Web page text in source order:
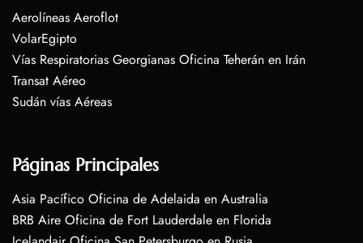
Aerolíneas Aeroflot
VolarEgipto
Vías Respiratorias Georgianas Oficina Teherán en Irán
Transat Aéreo
Sudán vías Aéreas
Páginas Principales
Asia Pacífico Oficina de Adelaida en Australia
BRB Aire Oficina de Fort Lauderdale en Florida